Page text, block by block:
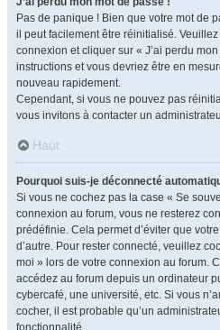
Pas de panique ! Bien que votre mot de
il peut facilement être réinitialisé.
connexion et cliquer sur « J’ai perdu
instructions et vous devriez être en
nouveau rapidement.
Cependant, si vous ne pouvez pas
vous invitons à contacter un
Haut
Pourquoi suis-je déconnecté
Si vous ne cochez pas la case « Se
connexion au forum, vous ne resterez
prédéfinie. Cela permet d’éviter que
d’autre. Pour rester connecté, veuillez
moi » lors de votre connexion au forum.
accédez au forum depuis un ordinateur
cybercafé, une université, etc. Si vous
cocher, il est probable qu’un
fonctionnalité.